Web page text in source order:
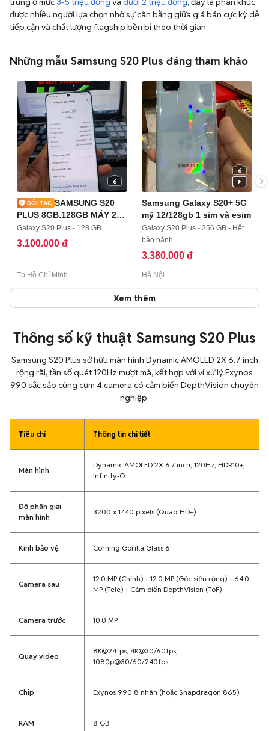
được nhiều người lựa chọn nhờ sự cân bằng giữa giá bán cực kỳ dễ
tiếp cận và chất lượng flagship bền bỉ theo thời gian.
Những mẫu Samsung S20 Plus đáng tham khảo
6
SAMSUNG S20
PLUS 8GB.128GB MÁY 2
SIM ZIN ĐẸP
Galaxy S20 Plus - 128 GB
3.100.000 đ
Tp Hồ Chí Minh
6
Samsung Galaxy S20+ 5G
mỹ 12/128gb 1 sim và esim
Galaxy S20 Plus - 256 GB - Hết
bảo hành
3.380.000 đ
Hà Nội
Xem thêm
Thông số kỹ thuật Samsung S20 Plus
Samsung S20 Plus sở hữu màn hình Dynamic AMOLED 2X 6.7 inch
rộng rãi, tần số quét 120Hz mượt mà, kết hợp với vi xử lý Exynos
990 sắc sảo cùng cụm 4 camera có cảm biến DepthVision chuyên
nghiệp.
Tiêu chí Thông tin chi tiết
Màn hình
Dynamic AMOLED 2X 6.7 inch, 120Hz, HDR10+,
Infinity-O
Độ phân giải
màn hình
3200 x 1440 pixels (Quad HD+)
Kính bảo vệ Corning Gorilla Glass 6
Camera sau
12.0 MP (Chính) + 12.0 MP (Góc siêu rộng) + 64.0
MP (Tele) + Cảm biến DepthVision (ToF)
Camera trước 10.0 MP
Quay video
8K@24fps, 4K@30/60fps,
1080p@30/60/240fps
Chip Exynos 990 8 nhân (hoặc Snapdragon 865)
RAM 8 GB